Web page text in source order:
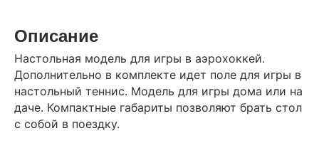
Описание
Настольная модель для игры в аэрохоккей.
Дополнительно в комплекте идет поле для игры в
настольный теннис. Модель для игры дома или на
даче. Компактные габариты позволяют брать стол
с собой в поездку.